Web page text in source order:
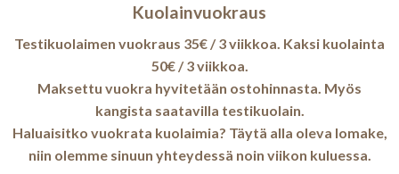
Kuolainvuokraus
Testikuolaimen vuokraus 35€ / 3 viikkoa. Kaksi kuolainta
50€ / 3 viikkoa.
Maksettu vuokra hyvitetään ostohinnasta. Myös
kangista saatavilla testikuolain.
Haluaisitko vuokrata kuolaimia? Täytä alla oleva lomake,
niin olemme sinuun yhteydessä noin viikon kuluessa.